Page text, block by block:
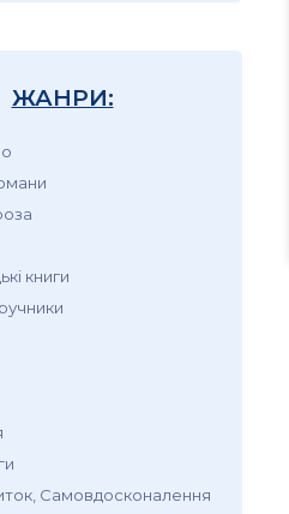
ЖАНРИ:
книги
Самовдосконалення